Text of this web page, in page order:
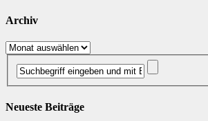
Archiv
Archiv
Neueste Beiträge